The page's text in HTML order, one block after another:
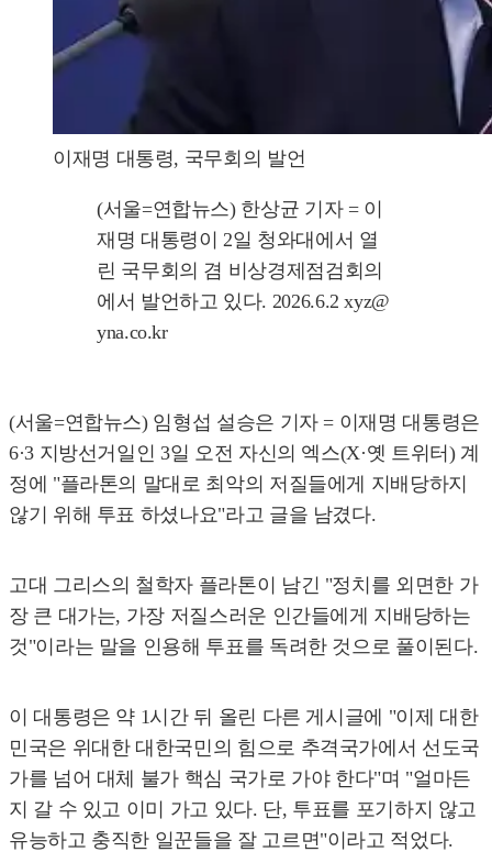
이재명 대통령, 국무회의 발언
(서울=연합뉴스) 한상균 기자 = 이
재명 대통령이 2일 청와대에서 열
린 국무회의 겸 비상경제점검회의
에서 발언하고 있다. 2026.6.2 xyz@
yna.co.kr
(서울=연합뉴스) 임형섭 설승은 기자 = 이재명 대통령은
6·3 지방선거일인 3일 오전 자신의 엑스(X·옛 트위터) 계
정에 "플라톤의 말대로 최악의 저질들에게 지배당하지
않기 위해 투표 하셨나요"라고 글을 남겼다.
고대 그리스의 철학자 플라톤이 남긴 "정치를 외면한 가
장 큰 대가는, 가장 저질스러운 인간들에게 지배당하는
것"이라는 말을 인용해 투표를 독려한 것으로 풀이된다.
이 대통령은 약 1시간 뒤 올린 다른 게시글에 "이제 대한
민국은 위대한 대한국민의 힘으로 추격국가에서 선도국
가를 넘어 대체 불가 핵심 국가로 가야 한다"며 "얼마든
지 갈 수 있고 이미 가고 있다. 단, 투표를 포기하지 않고
유능하고 충직한 일꾼들을 잘 고르면"이라고 적었다.